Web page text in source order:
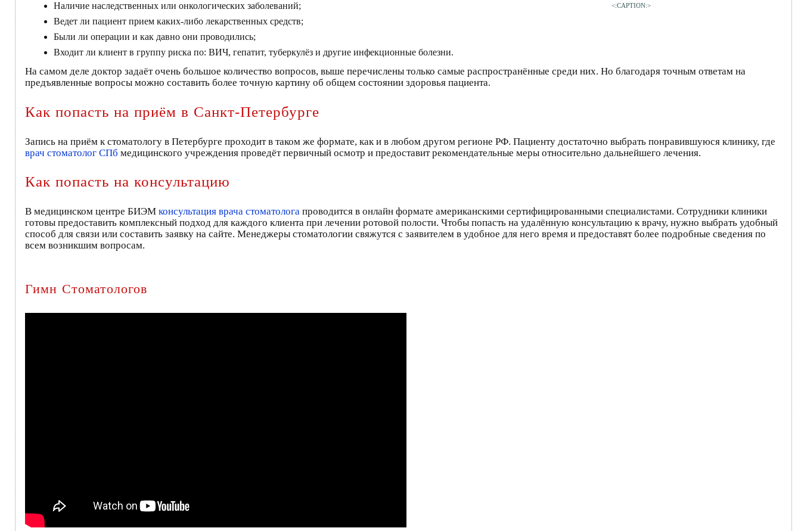
<:CAPTION:>
Наличие наследственных или онкологических заболеваний;
Ведет ли пациент прием каких-либо лекарственных средств;
Были ли операции и как давно они проводились;
Входит ли клиент в группу риска по: ВИЧ, гепатит, туберкулёз и другие инфекционные болезни.
На самом деле доктор задаёт очень большое количество вопросов, выше перечислены только самые распространённые среди них. Но благодаря точным ответам на
предъявленные вопросы можно составить более точную картину об общем состоянии здоровья пациента.
Как попасть на приём в Санкт-Петербурге
Запись на приём к стоматологу в Петербурге проходит в таком же формате, как и в любом другом регионе РФ. Пациенту достаточно выбрать понравившуюся клинику, где
врач стоматолог СПб медицинского учреждения проведёт первичный осмотр и предоставит рекомендательные меры относительно дальнейшего лечения.
Как попасть на консультацию
В медицинском центре БИЭМ консультация врача стоматолога проводится в онлайн формате американскими сертифицированными специалистами. Сотрудники клиники
готовы предоставить комплексный подход для каждого клиента при лечении ротовой полости. Чтобы попасть на удалённую консультацию к врачу, нужно выбрать удобный
способ для связи или составить заявку на сайте. Менеджеры стоматологии свяжутся с заявителем в удобное для него время и предоставят более подробные сведения по
всем возникшим вопросам.
Гимн Стоматологов